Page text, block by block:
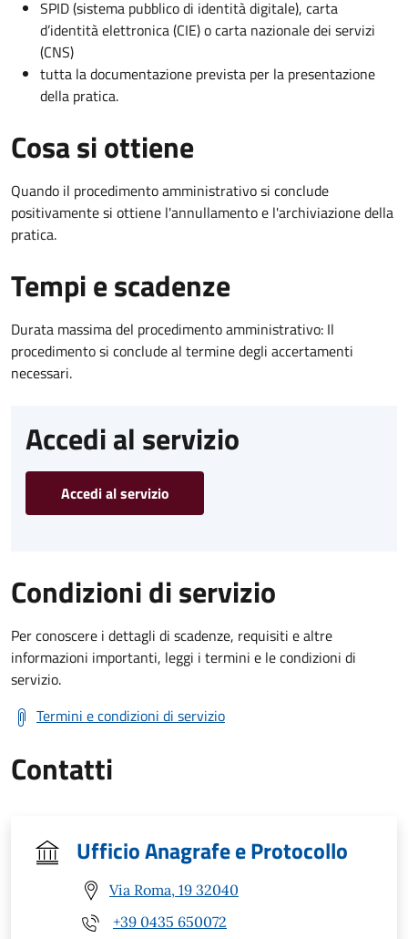
SPID (sistema pubblico di identità digitale), carta
d’identità elettronica (CIE) o carta nazionale dei servizi
(CNS)
tutta la documentazione prevista per la presentazione
della pratica.
Cosa si ottiene
Quando il procedimento amministrativo si conclude
positivamente si ottiene l'annullamento e l'archiviazione della
pratica.
Tempi e scadenze
Durata massima del procedimento amministrativo: Il
procedimento si conclude al termine degli accertamenti
necessari.
Accedi al servizio
Accedi al servizio
Condizioni di servizio
Per conoscere i dettagli di scadenze, requisiti e altre
informazioni importanti, leggi i termini e le condizioni di
servizio.
Termini e condizioni di servizio
Contatti
Ufficio Anagrafe e Protocollo
Via Roma, 19 32040
+39 0435 650072